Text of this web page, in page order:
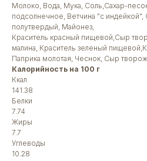
Молоко, Вода, Мука, Соль,Сахар-
подсолнечное, Ветчина "с
полутвердый, Майонез,
Краситель красный пищевой,Сыр
малина, Краситель зеленый
Паприка молотая, Чеснок, Сыр
Калорийность на 100 г
Ккал
141.38
Белки
7.74
Жиры
7.7
Углеводы
10.28